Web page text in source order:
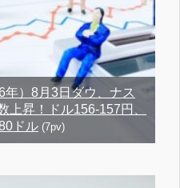
）8月3日ダウ、ナス
上昇！ドル156-157円、
ドル (7pv)